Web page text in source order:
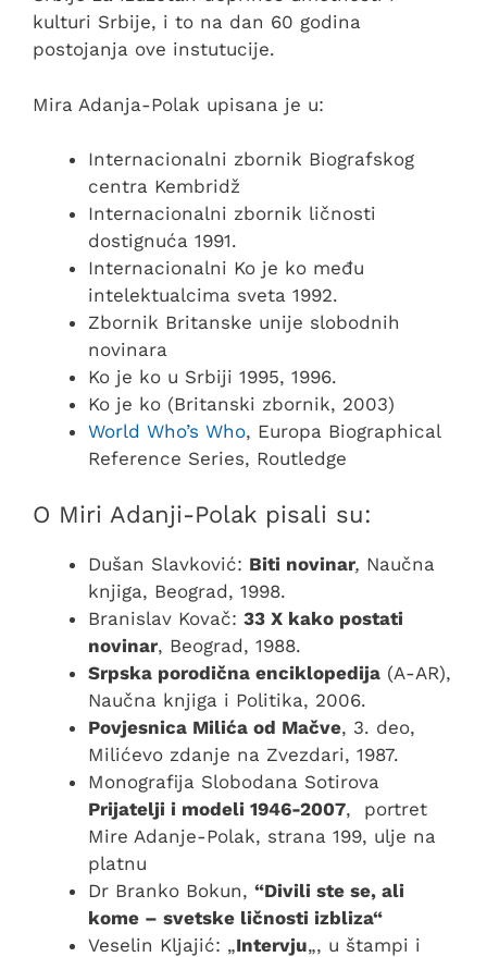
kulturi Srbije, i to na dan 60 godina
postojanja ove instutucije.
Mira Adanja-Polak upisana je u:
Internacionalni zbornik Biografskog
centra Kembridž
Internacionalni zbornik ličnosti
dostignuća 1991.
Internacionalni Ko je ko među
intelektualcima sveta 1992.
Zbornik Britanske unije slobodnih
novinara
Ko je ko u Srbiji 1995, 1996.
Ko je ko (Britanski zbornik, 2003)
World Who’s Who, Europa Biographical
Reference Series, Routledge
O Miri Adanji-Polak pisali su:
Dušan Slavković: Biti novinar, Naučna
knjiga, Beograd, 1998.
Branislav Kovač: 33 X kako postati
novinar, Beograd, 1988.
Srpska porodična enciklopedija (A-AR),
Naučna knjiga i Politika, 2006.
Povjesnica Milića od Mačve, 3. deo,
Milićevo zdanje na Zvezdari, 1987.
Monografija Slobodana Sotirova
Prijatelji i modeli 1946-2007, portret
Mire Adanje-Polak, strana 199, ulje na
platnu
Dr Branko Bokun, “Divili ste se, ali
kome – svetske ličnosti izbliza“
Veselin Kljajić: „Intervju„, u štampi i